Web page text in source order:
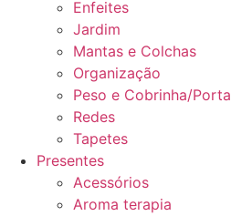
Enfeites
Jardim
Mantas e Colchas
Organização
Peso e Cobrinha/Porta
Redes
Tapetes
Presentes
Acessórios
Aroma terapia